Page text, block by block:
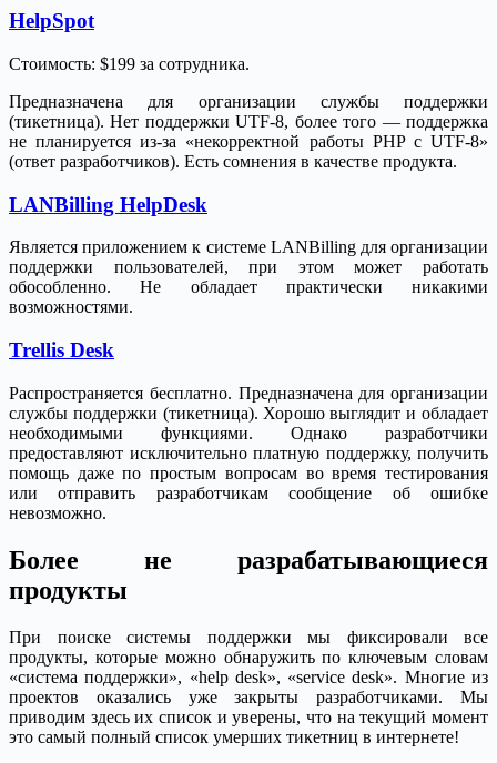
HelpSpot
Стоимость: $199 за сотрудника.
Предназначена для организации службы поддержки
(тикетница). Нет поддержки UTF-8, более того — поддержка
не планируется из-за «некорректной работы PHP с UTF-8»
(ответ разработчиков). Есть сомнения в качестве продукта.
LANBilling HelpDesk
Является приложением к системе LANBilling для организации
поддержки пользователей, при этом может работать
обособленно. Не обладает практически никакими
возможностями.
Trellis Desk
Распространяется бесплатно. Предназначена для организации
службы поддержки (тикетница). Хорошо выглядит и обладает
необходимыми функциями. Однако разработчики
предоставляют исключительно платную поддержку, получить
помощь даже по простым вопросам во время тестирования
или отправить разработчикам сообщение об ошибке
невозможно.
Более не разрабатывающиеся
продукты
При поиске системы поддержки мы фиксировали все
продукты, которые можно обнаружить по ключевым словам
«система поддержки», «help desk», «service desk». Многие из
проектов оказались уже закрыты разработчиками. Мы
приводим здесь их список и уверены, что на текущий момент
это самый полный список умерших тикетниц в интернете!